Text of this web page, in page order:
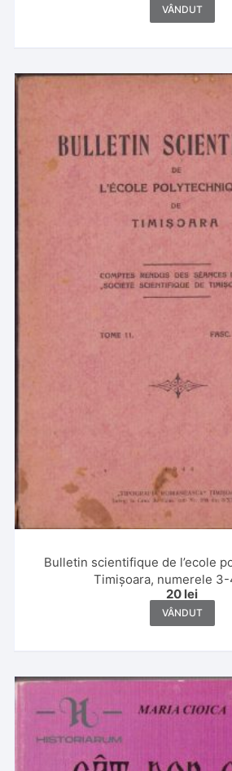
VÂNDUT
Bulletin scientifique de l’ecole
Timișoara, numerele
20 lei
VÂNDUT